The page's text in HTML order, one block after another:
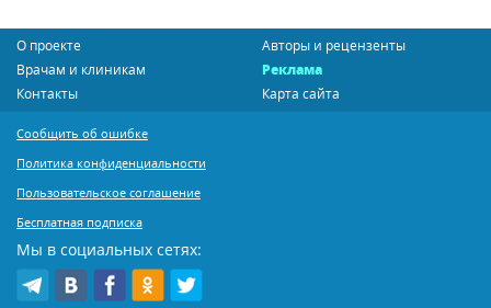
О проекте
Авторы и рецензенты
Врачам и клиникам
Реклама
Контакты
Карта сайта
Сообщить об ошибке
Политика конфиденциальности
Пользовательское соглашение
Бесплатная подписка
Мы в социальных сетях: